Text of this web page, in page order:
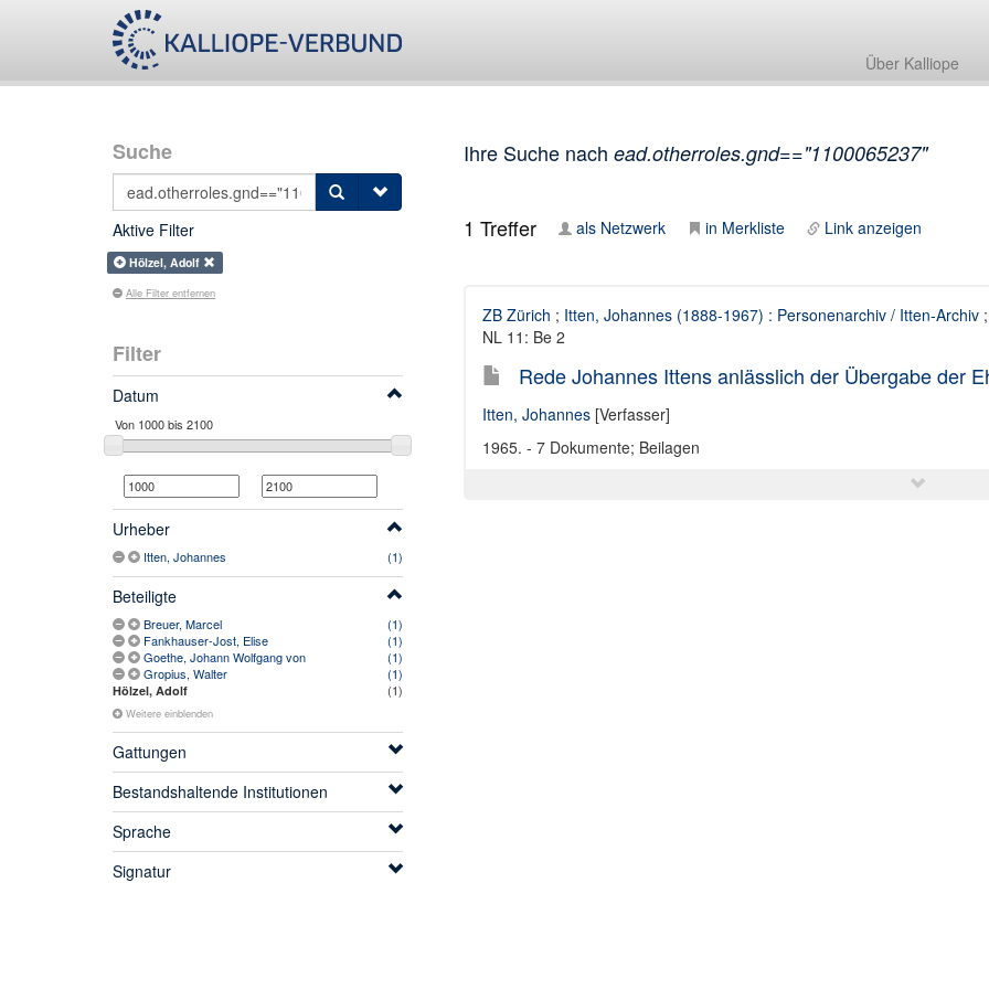
Über Kalliope
Suche
Aktive Filter
Hölzel, Adolf
Alle Filter entfernen
Filter
Datum
Urheber
Itten, Johannes (1)
Beteiligte
Breuer, Marcel
(1)
Fankhauser-Jost, Elise
(1)
Goethe, Johann Wolfgang von
(1)
Gropius, Walter
(1)
Hölzel, Adolf (1)
Weitere einblenden
Gattungen
Bestandshaltende Institutionen
Sprache
Signatur
Ihre Suche nach ead.otherroles.gnd=="1100065237"
1 Treffer als Netzwerk in Merkliste Link anzeigen
ZB Zürich ; Itten, Johannes (1888-1967) : Personenarchiv / Itten-Archiv
NL 11: Be 2
Rede Johannes Ittens anlässlich der Übergabe der
Itten, Johannes[Verfasser]
1965. - 7 Dokumente; Beilagen